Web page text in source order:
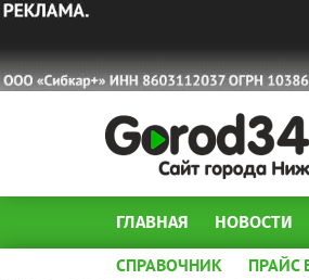
ГЛАВНАЯ НОВОСТИ
СПРАВОЧНИК ПРАЙС